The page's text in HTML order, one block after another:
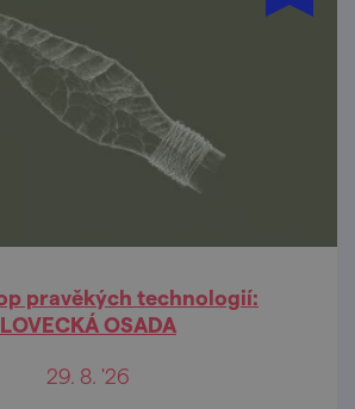
pravěkých technologií:
LOVECKÁ OSADA
29. 8. '26